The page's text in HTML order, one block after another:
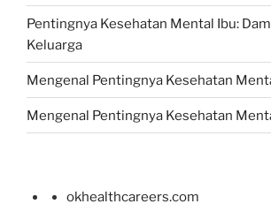
Pentingnya Kesehatan Mental Ibu:
Keluarga
Mengenal Pentingnya Kesehatan
Mengenal Pentingnya Kesehatan
okhealthcareers.com